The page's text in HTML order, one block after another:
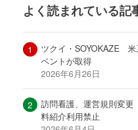
よく読まれている記
ツクイ・SOYOKAZE 米
ベントが取得
2026年6月26日
訪問看護、運営規則変
料紹介利用禁止